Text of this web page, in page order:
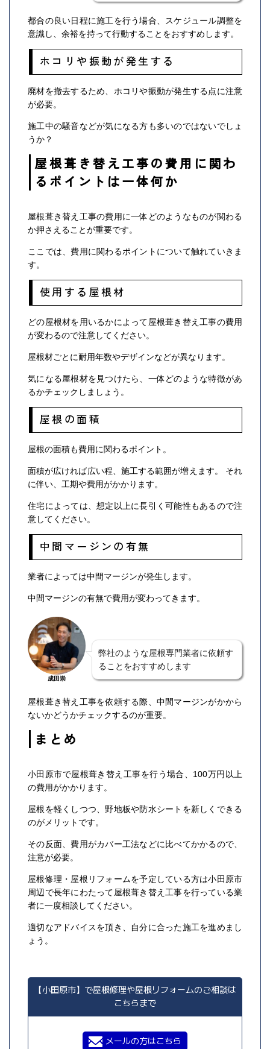
都合の良い日程に施工を行う場合、スケジュール調整を
意識し、余裕を持って行動することをおすすめします。
ホコリや振動が発生する
廃材を撤去するため、ホコリや振動が発生する点に注意
が必要。
施工中の騒音などが気になる方も多いのではないでしょ
うか？
屋根葺き替え工事の費用に関わ
るポイントは一体何か
屋根葺き替え工事の費用に一体どのようなものが関わる
か押さえることが重要です。
ここでは、費用に関わるポイントについて触れていきま
す。
使用する屋根材
どの屋根材を用いるかによって屋根葺き替え工事の費用
が変わるので注意してください。
屋根材ごとに耐用年数やデザインなどが異なります。
気になる屋根材を見つけたら、一体どのような特徴があ
るかチェックしましょう。
屋根の面積
屋根の面積も費用に関わるポイント。
面積が広ければ広い程、施工する範囲が増えます。 それ
に伴い、工期や費用がかかります。
住宅によっては、想定以上に長引く可能性もあるので注
意してください。
中間マージンの有無
業者によっては中間マージンが発生します。
中間マージンの有無で費用が変わってきます。
成田崇
弊社のような屋根専門業者に依頼す
ることをおすすめします
屋根葺き替え工事を依頼する際、中間マージンがかから
ないかどうかチェックするのが重要。
まとめ
小田原市で屋根葺き替え工事を行う場合、100万円以上
の費用がかかります。
屋根を軽くしつつ、野地板や防水シートを新しくできる
のがメリットです。
その反面、費用がカバー工法などに比べてかかるので、
注意が必要。
屋根修理・屋根リフォームを予定している方は小田原市
周辺で長年にわたって屋根葺き替え工事を行っている業
者に一度相談してください。
適切なアドバイスを頂き、自分に合った施工を進めまし
ょう。
【小田原市】で屋根修理や屋根リフォームのご相談は
こちらまで
メールの方はこちら